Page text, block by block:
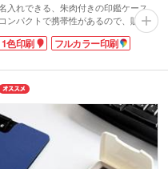
入れできる、朱肉付きの印鑑ケース。
コンパクトで携帯性があるので、販促効
果の高いノベルティが製作できます。コ
ロンとした丸みのあるフォルムがかわい
。
応ハンコサイズは直径約12mmまで
で、小さめの銀行員や認印の保管にピッ
タリ。切手も収納できるので、ハンコが
必要な書類を郵送する際にも役立ちま
す。金融機関の成約記念品や、企業セミ
ナーの参加特典などにいかがでしょう
1色印刷 フルカラー印刷